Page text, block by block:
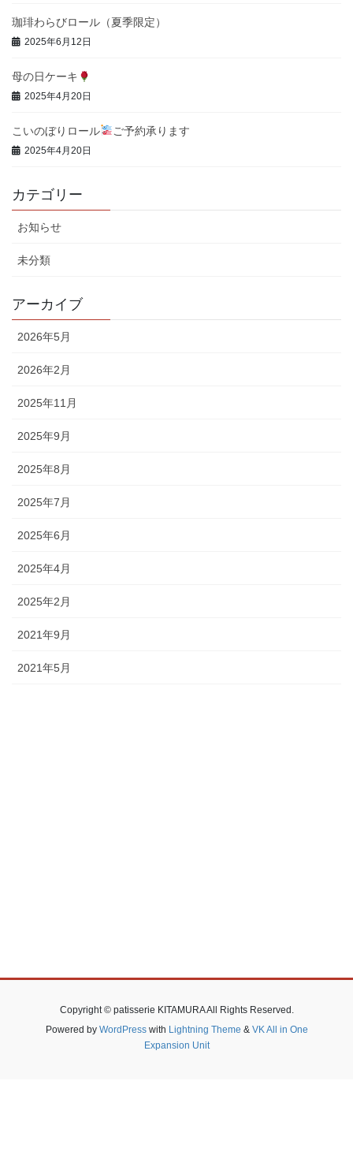
珈琲わらびロール（夏季限定）
2025年6月12日
母の日ケーキ
2025年4月20日
こいのぼりロール ご予約承ります
2025年4月20日
カテゴリー
お知らせ
未分類
アーカイブ
2026年5月
2026年2月
2025年11月
2025年9月
2025年8月
2025年7月
2025年6月
2025年4月
2025年2月
2021年9月
2021年5月
Copyright © patisserie KITAMURA All Rights Reserved.
Powered by WordPresswith Lightning Theme & VK All in One
Expansion Unit